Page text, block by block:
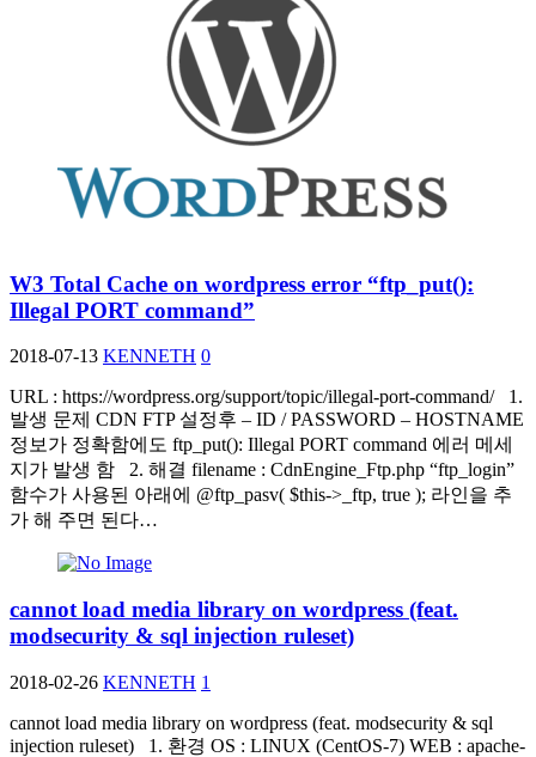
W3 Total Cache on wordpress error “ftp_put():
Illegal PORT command”
2018-07-13 KENNETH 0
URL : https://wordpress.org/support/topic/illegal-port-command/ 1.
발생 문제 CDN FTP 설정후 – ID / PASSWORD – HOSTNAME
정보가 정확함에도 ftp_put(): Illegal PORT command 에러 메세
지가 발생 함 2. 해결 filename : CdnEngine_Ftp.php “ftp_login”
함수가 사용된 아래에 @ftp_pasv( $this->_ftp, true ); 라인을 추
가 해 주면 된다…
cannot load media library on wordpress (feat.
modsecurity & sql injection ruleset)
2018-02-26 KENNETH 1
cannot load media library on wordpress (feat. modsecurity & sql
injection ruleset) 1. 환경 OS : LINUX (CentOS-7) WEB : apache-